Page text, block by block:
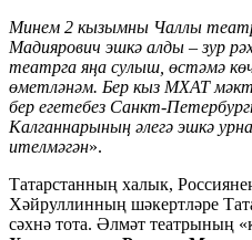
Минем 2 кызымны Чаллы
Мадиярович эшкә алды –зур
театрга яңа сулыш, өстәмә
өметләнәм. Бер кыз МХАТ
бер егетебез Санкт-
Калганнарының әлегә эшкә
ителмәгән».
Татарстанның халык,
Хәйруллинның шәкертләре
сәхнә тота. Әлмәт театрының